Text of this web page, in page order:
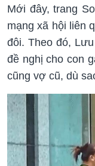
Mới đây, trang
mạng xã hội liên
đôi. Theo đó,
đề nghị cho con
cũng vợ cũ, dù